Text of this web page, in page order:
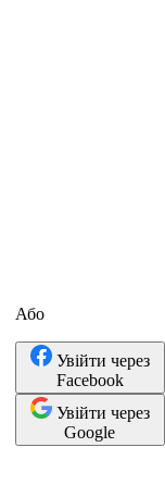
Або
Увійти через
Facebook
Увійти через
Google